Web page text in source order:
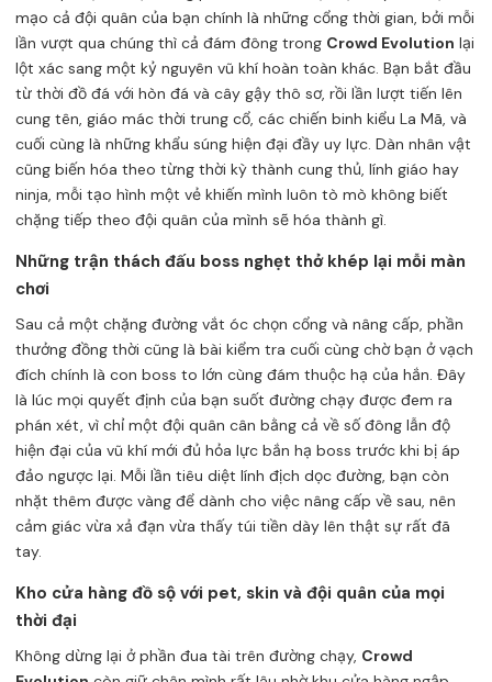
mạo cả đội quân của bạn chính là những cổng thời gian, bởi mỗi
lần vượt qua chúng thì cả đám đông trong Crowd Evolution lại
lột xác sang một kỷ nguyên vũ khí hoàn toàn khác. Bạn bắt đầu
từ thời đồ đá với hòn đá và cây gậy thô sơ, rồi lần lượt tiến lên
cung tên, giáo mác thời trung cổ, các chiến binh kiểu La Mã, và
cuối cùng là những khẩu súng hiện đại đầy uy lực. Dàn nhân vật
cũng biến hóa theo từng thời kỳ thành cung thủ, lính giáo hay
ninja, mỗi tạo hình một vẻ khiến mình luôn tò mò không biết
chặng tiếp theo đội quân của mình sẽ hóa thành gì.
Những trận thách đấu boss nghẹt thở khép lại mỗi màn
chơi
Sau cả một chặng đường vắt óc chọn cổng và nâng cấp, phần
thưởng đồng thời cũng là bài kiểm tra cuối cùng chờ bạn ở vạch
đích chính là con boss to lớn cùng đám thuộc hạ của hắn. Đây
là lúc mọi quyết định của bạn suốt đường chạy được đem ra
phán xét, vì chỉ một đội quân cân bằng cả về số đông lẫn độ
hiện đại của vũ khí mới đủ hỏa lực bắn hạ boss trước khi bị áp
đảo ngược lại. Mỗi lần tiêu diệt lính địch dọc đường, bạn còn
nhặt thêm được vàng để dành cho việc nâng cấp về sau, nên
cảm giác vừa xả đạn vừa thấy túi tiền dày lên thật sự rất đã
tay.
Kho cửa hàng đồ sộ với pet, skin và đội quân của mọi
thời đại
Không dừng lại ở phần đua tài trên đường chạy, Crowd